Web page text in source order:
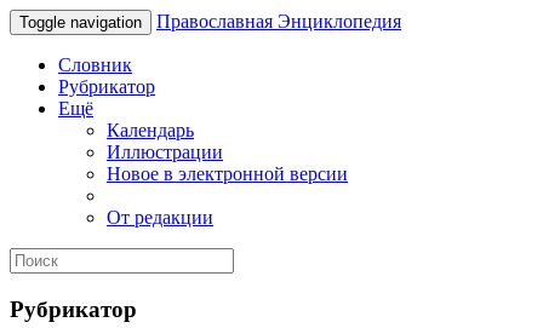
Toggle navigation Православная Энциклопедия
Словник
Рубрикатор
Ещё
Календарь
Иллюстрации
Новое в электронной версии
От редакции
Рубрикатор